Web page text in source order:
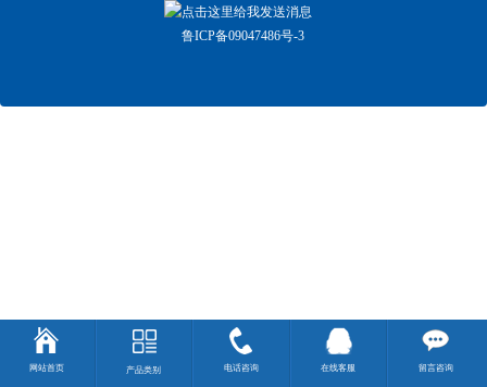
鲁ICP备09047486号-3
网站首页 产品类别 电话咨询 在线客服 留言咨询